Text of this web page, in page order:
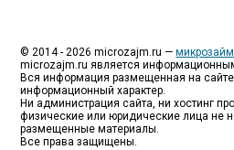
© 2014 - 2026 microzajm.ru —
microzajm.ru является
Вся информация размещенная на сайте
информационный характер.
Ни администрация сайта, ни хостинг
физические или юридические лица не
размещенные материалы.
Все права защищены.